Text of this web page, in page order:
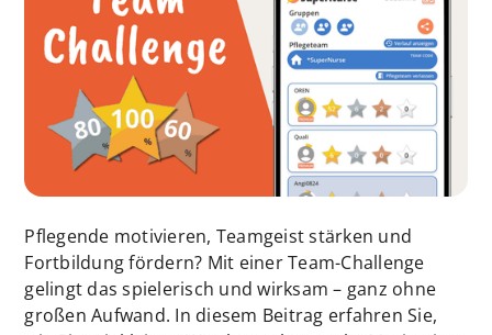
Pflegende motivieren, Teamgeist stärken und
Fortbildung fördern? Mit einer Team-Challenge
gelingt das spielerisch und wirksam – ganz ohne
großen Aufwand. In diesem Beitrag erfahren Sie,